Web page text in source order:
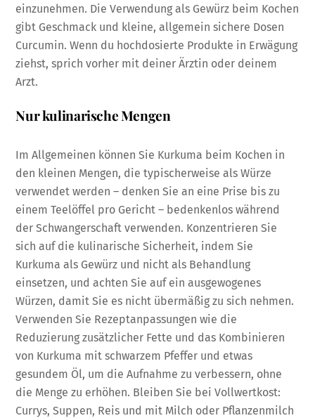
einzunehmen. Die Verwendung als Gewürz beim Kochen
gibt Geschmack und kleine, allgemein sichere Dosen
Curcumin. Wenn du hochdosierte Produkte in Erwägung
ziehst, sprich vorher mit deiner Ärztin oder deinem
Arzt.
Nur kulinarische Mengen
Im Allgemeinen können Sie Kurkuma beim Kochen in
den kleinen Mengen, die typischerweise als Würze
verwendet werden – denken Sie an eine Prise bis zu
einem Teelöffel pro Gericht – bedenkenlos während
der Schwangerschaft verwenden. Konzentrieren Sie
sich auf die kulinarische Sicherheit, indem Sie
Kurkuma als Gewürz und nicht als Behandlung
einsetzen, und achten Sie auf ein ausgewogenes
Würzen, damit Sie es nicht übermäßig zu sich nehmen.
Verwenden Sie Rezeptanpassungen wie die
Reduzierung zusätzlicher Fette und das Kombinieren
von Kurkuma mit schwarzem Pfeffer und etwas
gesundem Öl, um die Aufnahme zu verbessern, ohne
die Menge zu erhöhen. Bleiben Sie bei Vollwertkost:
Currys, Suppen, Reis und mit Milch oder Pflanzenmilch